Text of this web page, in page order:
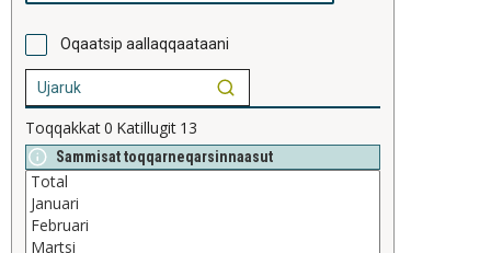
Oqaatsip aallaqqaataani
Toqqakkat0 Katillugit 13
Sammisat toqqarneqarsinnaasut